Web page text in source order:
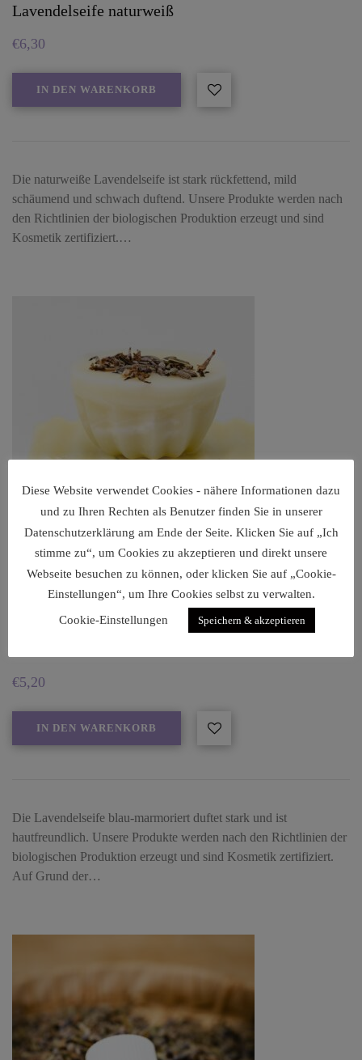
Lavendelseife naturweiß
€6,30
IN DEN WARENKORB
Die naturweiße Lavendelseife ist stark rückfettend, mild
schäumend und schwach duftend. Unsere Produkte werden nach
den Richtlinien der biologischen Produktion erzeugt und sind
Kosmetik zertifiziert.…
€5,20
IN DEN WARENKORB
Die Lavendelseife blau-marmoriert duftet stark und ist
hautfreundlich. Unsere Produkte werden nach den Richtlinien der
biologischen Produktion erzeugt und sind Kosmetik zertifiziert.
Auf Grund der…
Diese Website verwendet Cookies - nähere Informationen dazu
und zu Ihren Rechten als Benutzer finden Sie in unserer
Datenschutzerklärung am Ende der Seite. Klicken Sie auf „Ich
stimme zu“, um Cookies zu akzeptieren und direkt unsere
Webseite besuchen zu können, oder klicken Sie auf „Cookie-
Einstellungen“, um Ihre Cookies selbst zu verwalten.
Cookie-Einstellungen
Speichern & akzeptieren